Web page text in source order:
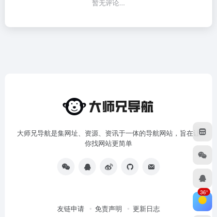
暂无评论...
大师兄导航是集网址、资源、资讯于一体的导航网站，旨在让
你找网站更简单
友链申请 免责声明 更新日志
36°